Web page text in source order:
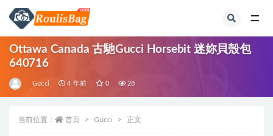
Ottawa Canada 古馳Gucci Horsebit 迷妳貝殼包
640716
Gucci 4 年前 0 28
当前位置： 首页 Gucci 正文